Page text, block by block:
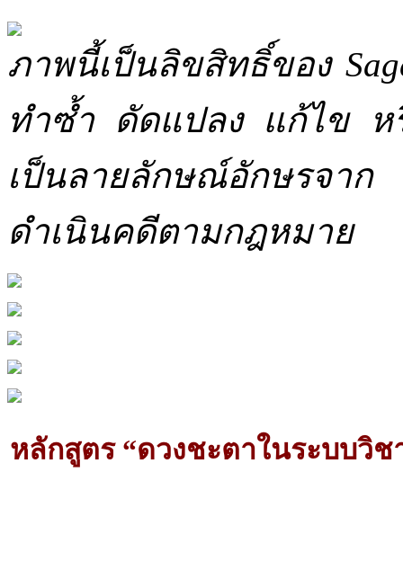
ภาพนี้เป็นลิขสิทธิ์ของ
ทำซ้ำ ดัดแปลง แก้ไข ห
เป็นลายลักษณ์อักษรจาก
ดำเนินคดีตามกฎหมาย
หลักสูตร “ดวงชะตาในระบบวิช